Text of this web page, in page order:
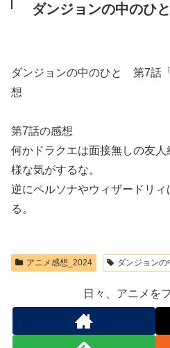
ダンジョンの中のひ
ダンジョンの中のひと 第7話
想
第7話の感想
何かドラクエは面接無しの友
様な気がするな。
逆にペルソナやウィザードリ
る。
アニメ感想_2024 ダンジョンの
日々、アニメを